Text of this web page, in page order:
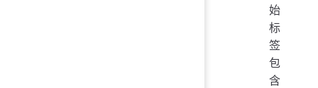
始
标
签
包
含